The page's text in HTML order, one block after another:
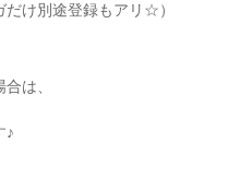
だけ別途登録もアリ☆）
は、
♪